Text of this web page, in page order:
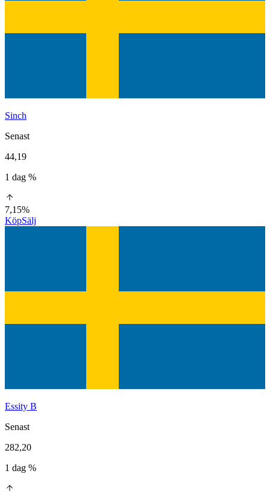
Sinch
Senast
44,19
1 dag %
7,15%
KöpSälj
Essity B
Senast
282,20
1 dag %